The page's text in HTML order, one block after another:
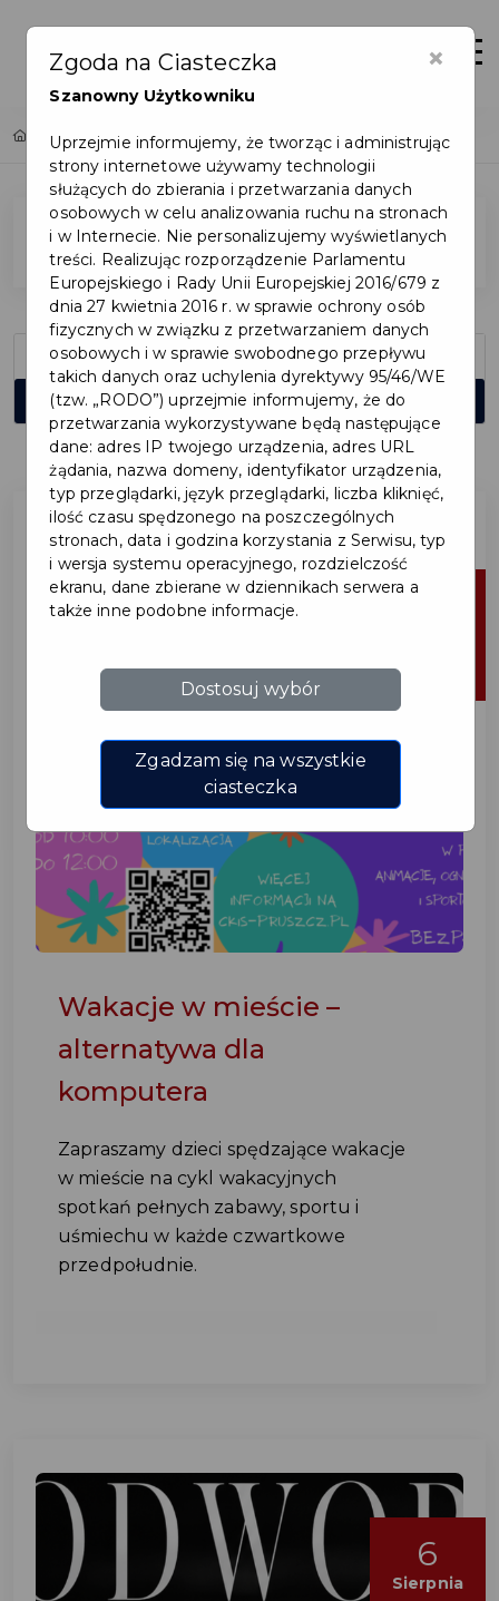
Zaloguj
Home Wydarzenia
Filtry
Liczba wydarzeń spełniających kryteria: 9.
6
Wakacje w mieście –
alternatywa dla
komputera
Zapraszamy dzieci spędzające wakacje
w mieście na cykl wakacyjnych
spotkań pełnych zabawy, sportu i
uśmiechu w każde czwartkowe
przedpołudnie.
6
Sierpnia
×
Zgoda na Ciasteczka
Szanowny Użytkowniku
Uprzejmie informujemy, że tworząc i administrując
strony internetowe używamy technologii
służących do zbierania i przetwarzania danych
osobowych w celu analizowania ruchu na stronach
i w Internecie. Nie personalizujemy wyświetlanych
treści. Realizując rozporządzenie Parlamentu
Europejskiego i Rady Unii Europejskiej 2016/679 z
dnia 27 kwietnia 2016 r. w sprawie ochrony osób
fizycznych w związku z przetwarzaniem danych
osobowych i w sprawie swobodnego przepływu
takich danych oraz uchylenia dyrektywy 95/46/WE
(tzw. „RODO”) uprzejmie informujemy, że do
przetwarzania wykorzystywane będą następujące
dane: adres IP twojego urządzenia, adres URL
żądania, nazwa domeny, identyfikator urządzenia,
typ przeglądarki, język przeglądarki, liczba kliknięć,
ilość czasu spędzonego na poszczególnych
stronach, data i godzina korzystania z Serwisu, typ
i wersja systemu operacyjnego, rozdzielczość
ekranu, dane zbierane w dziennikach serwera a
także inne podobne informacje.
Dostosuj wybór
Zgadzam się na wszystkie
ciasteczka